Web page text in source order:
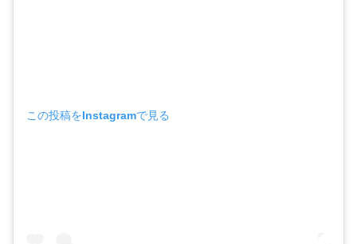
この投稿をInstagramで見る